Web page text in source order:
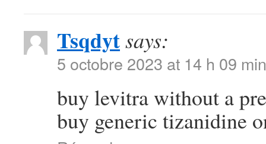
Tsqdytsays:
5 octobre 2023 at 14 h 09 min
buy levitra without a
buy generic tizanidine